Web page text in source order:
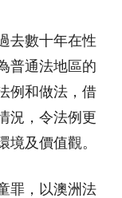
去數十年在性
普通法地區的
例和做法，借
況，令法例更
境及價值觀。
罪，以澳洲法